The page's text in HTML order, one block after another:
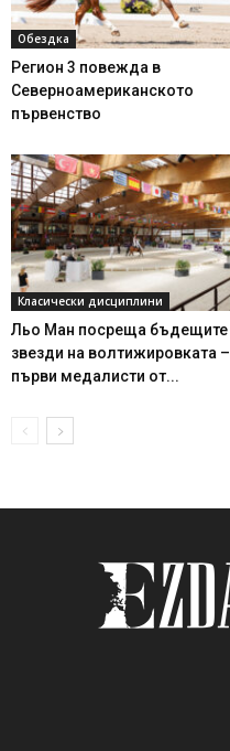
Обездка
Регион 3 повежда в
Северноамериканското
първенство
Класически дисциплини
Льо Ман посреща бъдещите
звезди на волтижировката –
първи медалисти от...